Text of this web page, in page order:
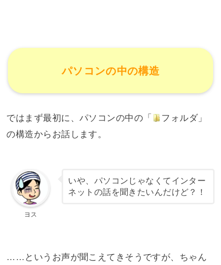
パソコンの中の構造
ではまず最初に、パソコンの中の「 フォルダ 」
の構造からお話します。
ヨス
いや、パソコンじゃなくてインター
ネットの話を聞きたいんだけど？！
……というお声が聞こえてきそうですが、ちゃん